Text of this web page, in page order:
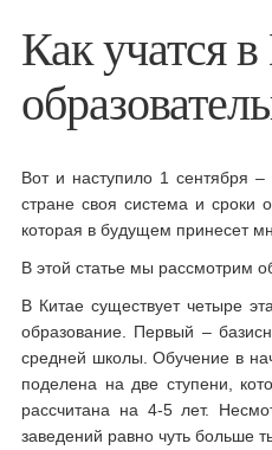
Как учатся
Вот и наступило 1 сентября
стране своя система и сроки
которая в будущем принесет
В этой статье мы рассмотрим
В Китае существует четыре
образование. Первый –
средней школы. Обучение в
поделена на две ступени,
рассчитана на 4-5 лет.
заведений равно чуть больше